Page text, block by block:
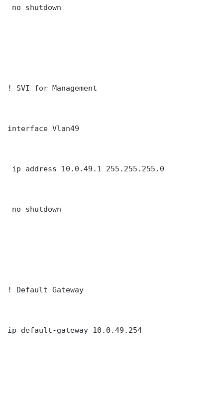
no shutdown
! SVI for Management
interface Vlan49
ip address 10.0.49.1 255.255.255.0
no shutdown
! Default Gateway
ip default-gateway 10.0.49.254